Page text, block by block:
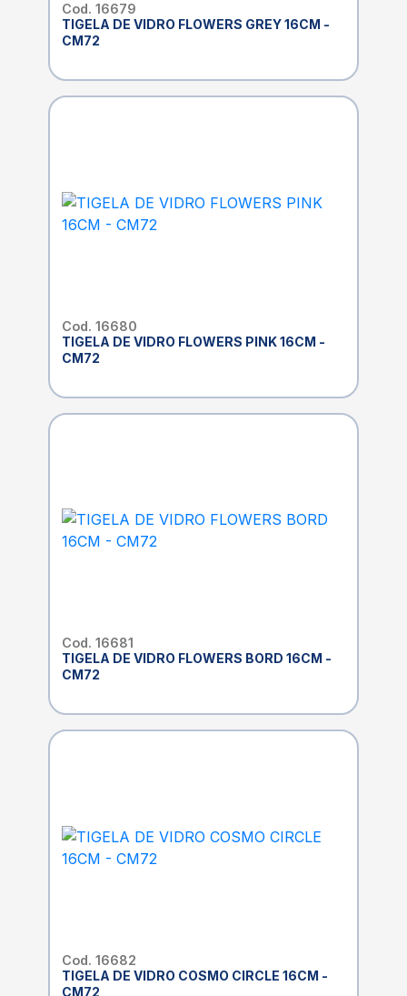
Cod. 16679
TIGELA DE VIDRO FLOWERS GREY 16CM -
CM72
Cod. 16680
TIGELA DE VIDRO FLOWERS PINK 16CM -
CM72
Cod. 16681
TIGELA DE VIDRO FLOWERS BORD 16CM -
CM72
Cod. 16682
TIGELA DE VIDRO COSMO CIRCLE 16CM -
CM72